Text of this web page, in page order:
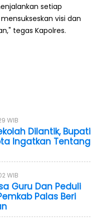
setiap
visi dan
tegas Kapolres.
WIB
Dilantik, Bupati
Ingatkan Tentang
WIB
Guru Dan Peduli
Palas Beri